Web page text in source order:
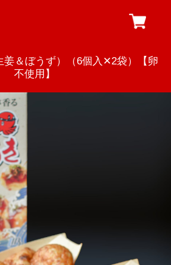
姜＆ぼうず）（6個入✕2袋）【卵
不使用】